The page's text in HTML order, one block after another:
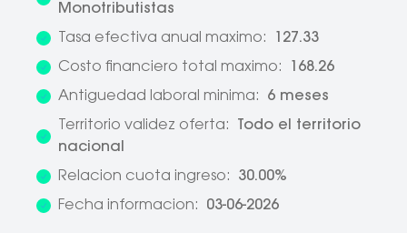
Monotributistas
Tasa efectiva anual maximo:
127.33
Costo financiero total maximo:
168.26
Antiguedad laboral minima:
6 meses
Territorio validez oferta:
Todo el territorio
nacional
Relacion cuota ingreso:
30.00%
Fecha informacion:
03-06-2026